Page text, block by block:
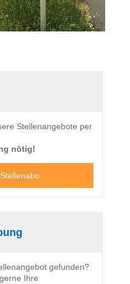
Stellenangebote per
nötig!
gefunden?
Ihre